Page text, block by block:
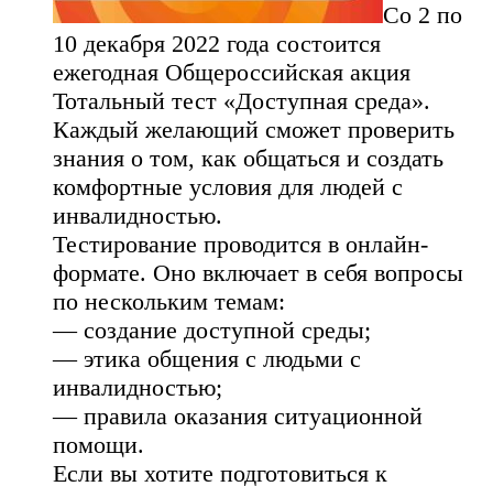
Со 2 по
10 декабря 2022 года состоится
ежегодная Общероссийская акция
Тотальный тест «Доступная среда».
Каждый желающий сможет проверить
знания о том, как общаться и создать
комфортные условия для людей с
инвалидностью.
Тестирование проводится в онлайн-
формате. Оно включает в себя вопросы
по нескольким темам:
— создание доступной среды;
— этика общения с людьми с
инвалидностью;
— правила оказания ситуационной
помощи.
Если вы хотите подготовиться к